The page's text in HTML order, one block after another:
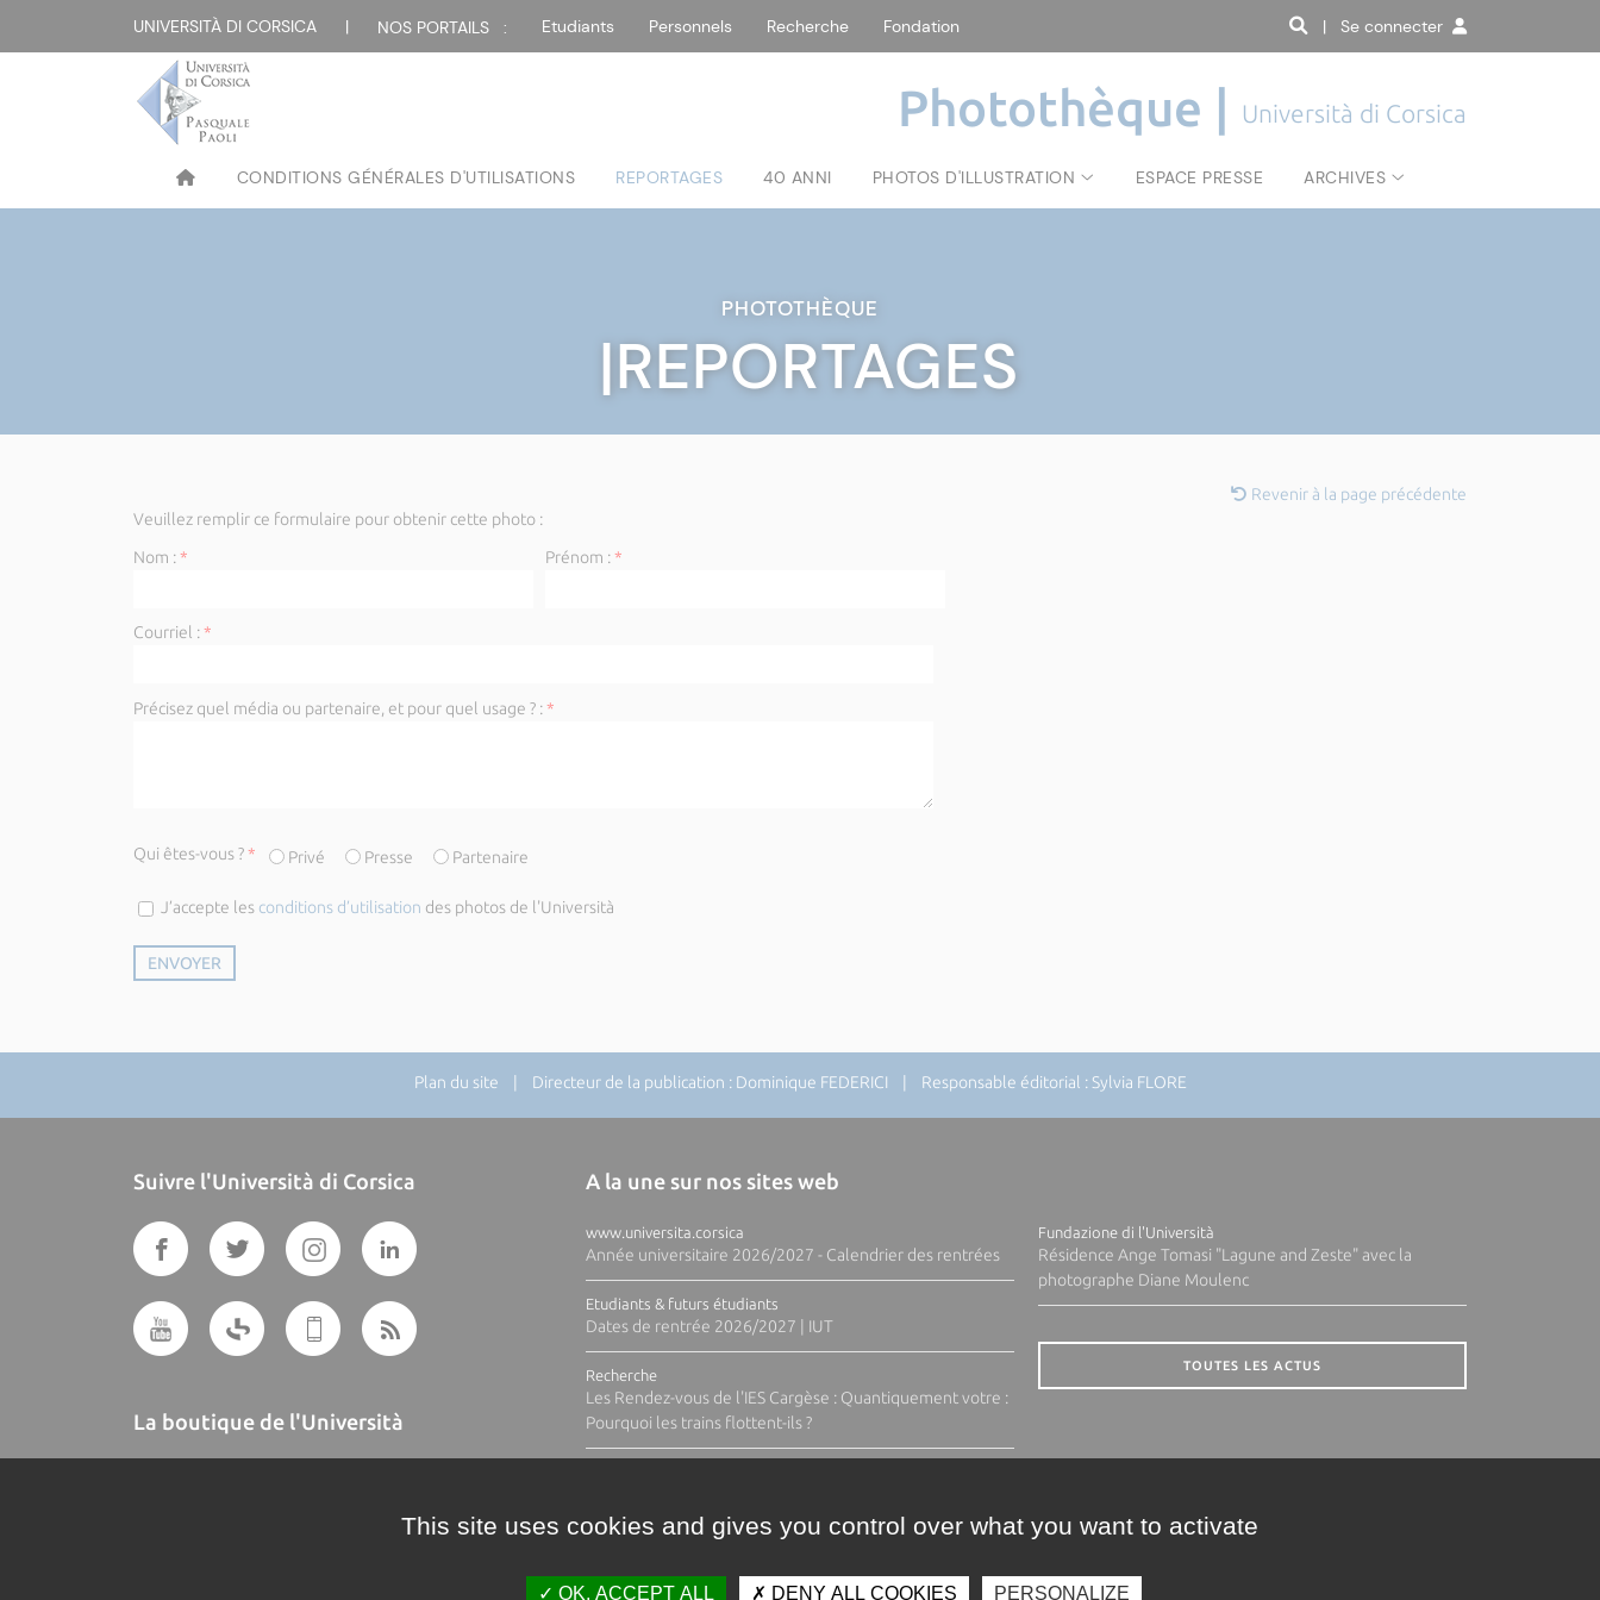
UNIVERSITÀ DI CORSICA | NOS PORTAILS : Etudiants Personnels Recherche Fondation | Se connecter
Photothèque | Università di Corsica
CONDITIONS GÉNÉRALES D'UTILISATIONS REPORTAGES 40 ANNI PHOTOS D'ILLUSTRATION ESPACE PRESSE ARCHIVES
PHOTOTHÈQUE
|REPORTAGES
Revenir à la page précédente
Veuillez remplir ce formulaire pour obtenir cette photo :
Nom :* Prénom :*
Courriel :*
Précisez quel média ou partenaire, et pour quel usage ? :*
Qui êtes-vous ?* Privé Presse Partenaire
J’accepte les conditions d’utilisation des photos de l'Università
Plan du site | Directeur de la publication : Dominique FEDERICI | Responsable éditorial : Sylvia FLORE
Suivre l'Università di Corsica
La boutique de l'Università
A la une sur nos sites web
www.universita.corsica
Année universitaire 2026/2027 - Calendrier des rentrées
Etudiants & futurs étudiants
Dates de rentrée 2026/2027 | IUT
Recherche
Les Rendez-vous de l'IES Cargèse : Quantiquement votre :
Pourquoi les trains flottent-ils ?
Fundazione di l'Università
Résidence Ange Tomasi "Lagune and Zeste" avec la
photographe Diane Moulenc
TOUTES LES ACTUS
This site uses cookies and gives you control over what you want to activate
OK, ACCEPT ALL DENY ALL COOKIES PERSONALIZE